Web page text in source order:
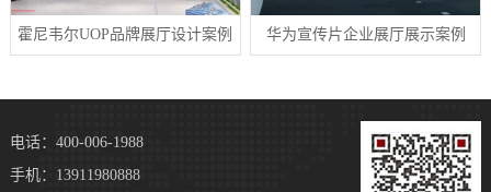
霍尼韦尔UOP品牌展厅设计案例 华为宣传片企业展厅展示案例
电话：400-006-1988
手机：13911980888